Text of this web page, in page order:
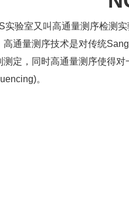
实验室又叫高通量测序检测
高通量测序技术是对传统
测定，同时高通量测序使得
。